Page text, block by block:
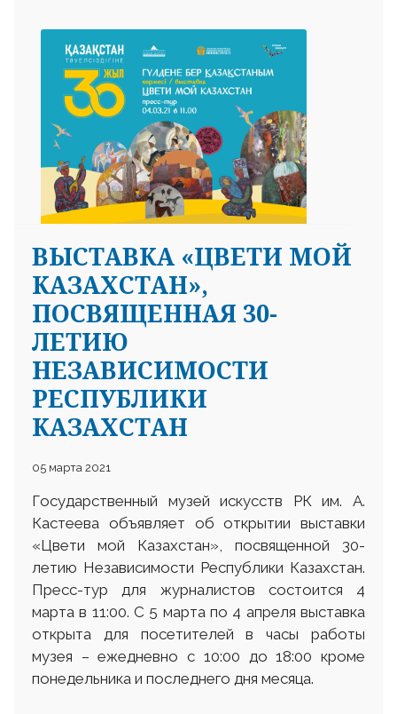
ВЫСТАВКА «ЦВЕТИ МОЙ
КАЗАХСТАН»,
ПОСВЯЩЕННАЯ 30-
ЛЕТИЮ
НЕЗАВИСИМОСТИ
РЕСПУБЛИКИ
КАЗАХСТАН
05 марта 2021
Государственный музей искусств РК им. А.
Кастеева объявляет об открытии выставки
«Цвети мой Казахстан», посвященной 30-
летию Независимости Республики Казахстан.
Пресс-тур для журналистов состоится 4
марта в 11:00. С 5 марта по 4 апреля выставка
открыта для посетителей в часы работы
музея – ежедневно с 10:00 до 18:00 кроме
понедельника и последнего дня месяца.